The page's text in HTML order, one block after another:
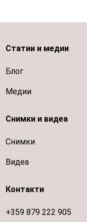
Статии и медии
Блог
Медии
Снимки и видеа
Снимки
Видеа
Контакти
+359 879 222 905